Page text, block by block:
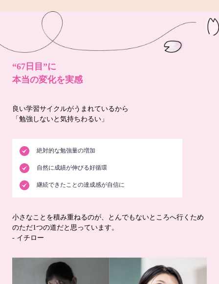
“67日目”に
本当の変化を実感
良い学習サイクルがうまれているから
「勉強しないと気持ちわるい」
絶対的な勉強量の増加
自然に成績が伸びる好循環
継続できたことの達成感が自信に
小さなことを積み重ねるのが、とんでもないところへ行くため
のただ1つの道だと思っています。
- イチロー